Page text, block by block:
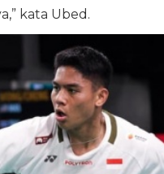
kata Ubed.